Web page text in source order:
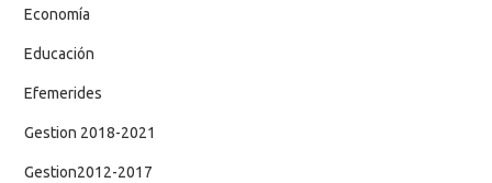
Economía
Educación
Efemerides
Gestion 2018-2021
Gestion2012-2017